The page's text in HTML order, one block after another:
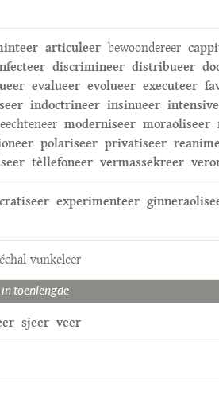
articuleer bewoondereer
discrimineer distribueer
evalueer evolueer executeer
indoctrineer insinueer
moderniseer moraoliseer
polariseer privatiseer
tèllefoneer vermassekreer
experimenteer
vunkeleer
toenlengde
sjeer veer